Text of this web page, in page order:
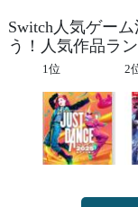
Switch人気ゲー
う！人気作品ラ
1位 2